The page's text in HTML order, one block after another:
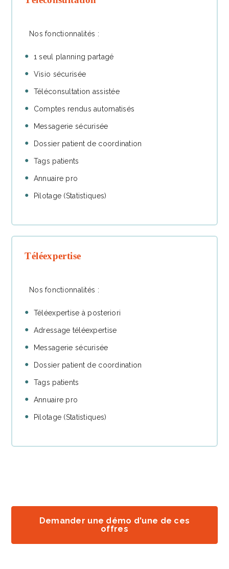
Nos fonctionnalités :
1 seul planning partagé
Visio sécurisée
Téléconsultation assistée
Comptes rendus automatisés
Messagerie sécurisée
Dossier patient de coordination
Tags patients
Annuaire pro
Pilotage (Statistiques)
Téléexpertise
Nos fonctionnalités :
Téléexpertise à posteriori
Adressage téléexpertise
Messagerie sécurisée
Dossier patient de coordination
Tags patients
Annuaire pro
Pilotage (Statistiques)
Demander une démo d'une de ces
offres